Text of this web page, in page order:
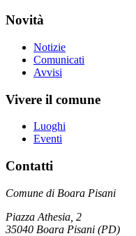
Novità
Notizie
Comunicati
Avvisi
Vivere il comune
Luoghi
Eventi
Contatti
Comune di Boara Pisani
Piazza Athesia, 2
35040 Boara Pisani (PD)